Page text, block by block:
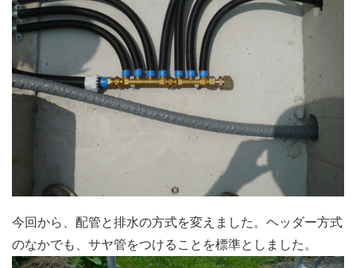
今回から、配管と排水の方式を変えました。ヘッダー方式
のなかでも、サヤ管をつけることを標準としました。